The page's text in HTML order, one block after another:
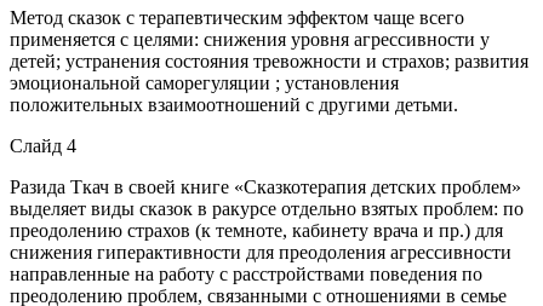
Метод сказок с терапевтическим эффектом чаще всего
применяется с целями: снижения уровня агрессивности у
детей; устранения состояния тревожности и страхов; развития
эмоциональной саморегуляции ; установления
положительных взаимоотношений с другими детьми.
Слайд 4
Разида Ткач в своей книге «Сказкотерапия детских проблем»
выделяет виды сказок в ракурсе отдельно взятых проблем: по
преодолению страхов (к темноте, кабинету врача и пр.) для
снижения гиперактивности для преодоления агрессивности
направленные на работу с расстройствами поведения по
преодолению проблем, связанными с отношениями в семье